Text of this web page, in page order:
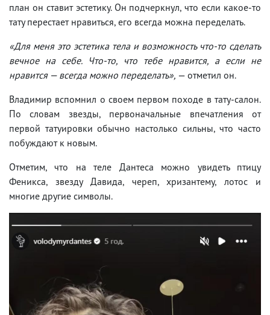
план он ставит эстетику. Он подчеркнул, что если какое-то
тату перестает нравиться, его всегда можна переделать.
«Для меня это эстетика тела и возможность что-то сделать
вечное на себе. Что-то, что тебе нравится, а если не
нравится — всегда можно переделать», — отметил он.
Владимир вспомнил о своем первом походе в тату-салон.
По словам звезды, первоначальные впечатления от
первой татуировки обычно настолько сильны, что часто
побуждают к новым.
Отметим, что на теле Дантеса можно увидеть птицу
Феникса, звезду Давида, череп, хризантему, лотос и
многие другие символы.